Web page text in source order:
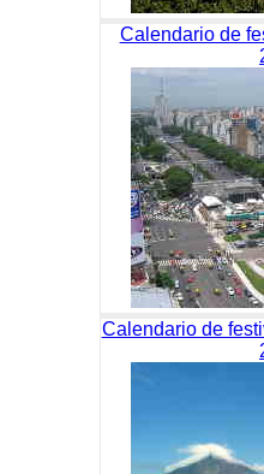
Calendario de
Calendario de